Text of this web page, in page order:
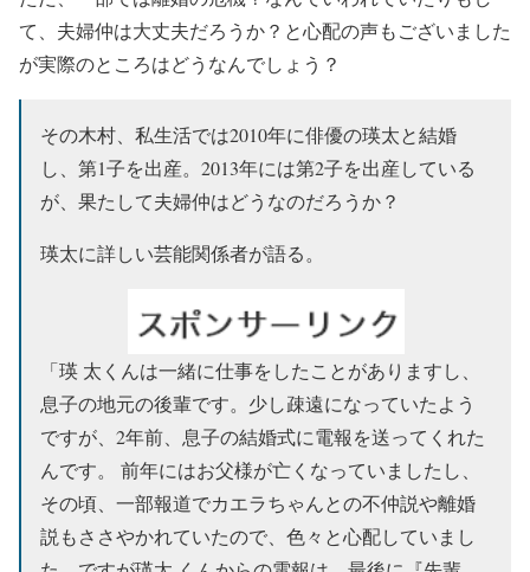
て、夫婦仲は大丈夫だろうか？と心配の声もございました
が実際のところはどうなんでしょう？
その木村、私生活では2010年に俳優の瑛太と結婚
し、第1子を出産。2013年には第2子を出産している
が、果たして夫婦仲はどうなのだろうか？
瑛太に詳しい芸能関係者が語る。
「瑛 太くんは一緒に仕事をしたことがありますし、
息子の地元の後輩です。少し疎遠になっていたよう
ですが、2年前、息子の結婚式に電報を送ってくれた
んです。 前年にはお父様が亡くなっていましたし、
その頃、一部報道でカエラちゃんとの不仲説や離婚
説もささやかれていたので、色々と心配していまし